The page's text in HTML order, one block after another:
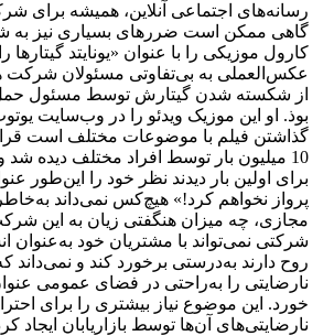
رسانه‌های اجتماعی آنلاین، همیشه برای
گاهی ممکن است ضررهای بسیاری نیز به
کارول موزیکی را با عنوان «یونایتد
عکس‌العملی به بی‌تفاوتی مسئولان شرکت
از شکسته شدن گیتارش توسط مسئول حمل
بوذ. او این موزیک ویدئو را در وب‌سایت
گذاشتن فیلم با موضوعات مختلف است
10 میلیون بار توسط افراد مختلف دیده شد
برای اولین بار دیدند نظر خود را این‌طور
پرواز نخواهم کرد!» هیچ‌کس نمی‌داند
مجازی، چه میزان هنگفتی زیان به این
شرکتی نمی‌تواند با مشتریان خود به‌عنوان
روح دارند به‌درستی برخورد کند و نمی‌داند
نارضایتی را به‌راحتی در فضای عمومی
خورد. این موضوع نیاز بیشتری را برای
نارضایتی‌های آن‌ها توسط بازاریابان ایجاد